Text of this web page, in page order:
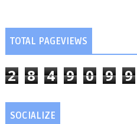
TOTAL PAGEVIEWS
2 8 4 9 0 9 9
SOCIALIZE